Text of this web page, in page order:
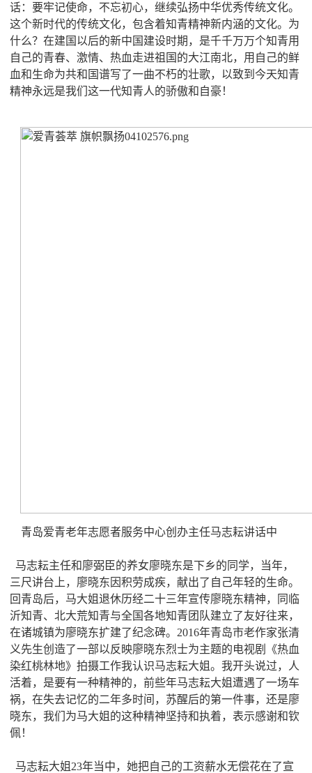
话：要牢记使命，不忘初心，继续弘扬中华优秀传统文化。
这个新时代的传统文化，包含着知青精神新内涵的文化。为
什么？在建国以后的新中国建设时期，是千千万万个知青用
自己的青春、激情、热血走进祖国的大江南北，用自己的鲜
血和生命为共和国谱写了一曲不朽的壮歌，以致到今天知青
精神永远是我们这一代知青人的骄傲和自豪！
青岛爱青老年志愿者服务中心创办主任马志耘讲话中
马志耘主任和廖弼臣的养女廖晓东是下乡的同学，当年，
三尺讲台上，廖晓东因积劳成疾，献出了自己年轻的生命。
回青岛后，马大姐退休历经二十三年宣传廖晓东精神，同临
沂知青、北大荒知青与全国各地知青团队建立了友好往来，
在诸城镇为廖晓东扩建了纪念碑。2016年青岛市老作家张清
义先生创造了一部以反映廖晓东烈士为主题的电视剧《热血
染红桃林地》拍摄工作我认识马志耘大姐。我开头说过，人
活着，是要有一种精神的，前些年马志耘大姐遭遇了一场车
祸，在失去记忆的二年多时间，苏醒后的第一件事，还是廖
晓东，我们为马大姐的这种精神坚持和执着，表示感谢和钦
佩！
马志耘大姐23年当中，她把自己的工资薪水无偿花在了宣